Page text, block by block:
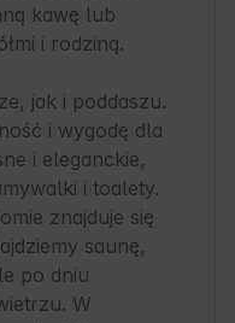
kawę lub
i rodziną.
jak i poddaszu.
i wygodę dla
i eleganckie,
i toalety.
znajduje się
saunę,
po dniu
W